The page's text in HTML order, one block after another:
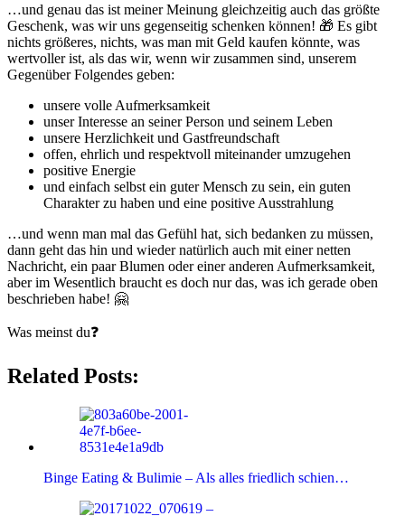
…und genau das ist meiner Meinung gleichzeitig auch das größte
Geschenk, was wir uns gegenseitig schenken können! 🎁 Es gibt
nichts größeres, nichts, was man mit Geld kaufen könnte, was
wertvoller ist, als das wir, wenn wir zusammen sind, unserem
Gegenüber Folgendes geben:
unsere volle Aufmerksamkeit
unser Interesse an seiner Person und seinem Leben
unsere Herzlichkeit und Gastfreundschaft
offen, ehrlich und respektvoll miteinander umzugehen
positive Energie
und einfach selbst ein guter Mensch zu sein, ein guten
Charakter zu haben und eine positive Ausstrahlung
…und wenn man mal das Gefühl hat, sich bedanken zu müssen,
dann geht das hin und wieder natürlich auch mit einer netten
Nachricht, ein paar Blumen oder einer anderen Aufmerksamkeit,
aber im Wesentlich braucht es doch nur das, was ich gerade oben
beschrieben habe! 🤗
Was meinst du❓
Related Posts:
Binge Eating & Bulimie – Als alles friedlich schien…